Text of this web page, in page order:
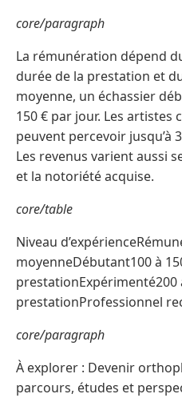
core/paragraph
La rémunération dépend
durée de la prestation et
moyenne, un échassier
150 € par jour. Les artistes
peuvent percevoir jusqu’à
Les revenus varient aussi
et la notoriété acquise.
core/table
Niveau
moyenneDébutant100 à
prestationExpérimenté200
prestationProfessionnel
core/paragraph
À explorer : Devenir
parcours, études et